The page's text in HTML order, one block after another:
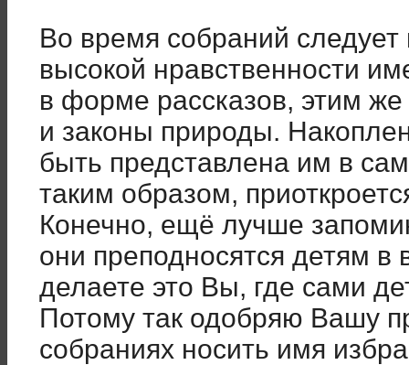
Во время собраний следует
высокой нравственности
в форме рассказов, этим
и законы природы.
быть представлена им в
таким образом,
Конечно, ещё лучше
они преподносятся детям в
делаете это Вы, где сами
Потому так одобряю Вашу
собраниях носить имя